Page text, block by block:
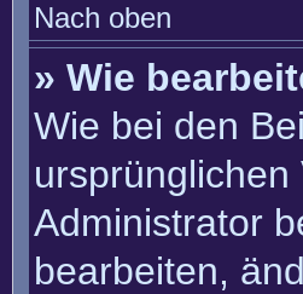
Nach oben
» Wie
Wie bei den
Administrator
bearbeiten,